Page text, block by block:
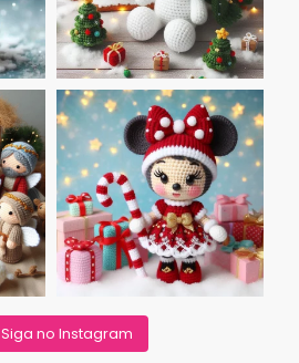
Siga no Instagram